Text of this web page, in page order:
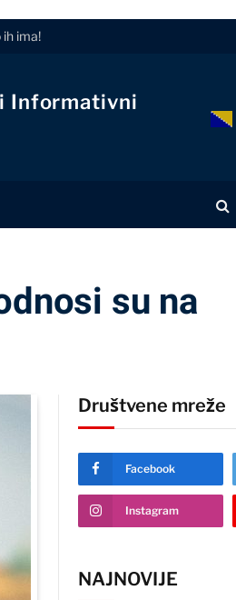
ima!
Informativni
su na
Društvene mreže
Facebook
Instagram
NAJNOVIJE